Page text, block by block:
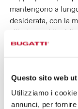
Questo sito web
Utilizziamo i
annunci, per
mantengono a
desiderata, con la
all'esterno: i liquidi
e preserveranno il
bevande gassate!